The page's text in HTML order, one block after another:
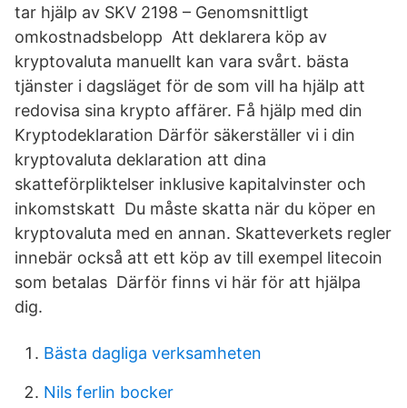
tar hjälp av SKV 2198 – Genomsnittligt
omkostnadsbelopp Att deklarera köp av
kryptovaluta manuellt kan vara svårt. bästa
tjänster i dagsläget för de som vill ha hjälp att
redovisa sina krypto affärer. Få hjälp med din
Kryptodeklaration Därför säkerställer vi i din
kryptovaluta deklaration att dina
skatteförpliktelser inklusive kapitalvinster och
inkomstskatt Du måste skatta när du köper en
kryptovaluta med en annan. Skatteverkets regler
innebär också att ett köp av till exempel litecoin
som betalas Därför finns vi här för att hjälpa
dig.
Bästa dagliga verksamheten
Nils ferlin bocker